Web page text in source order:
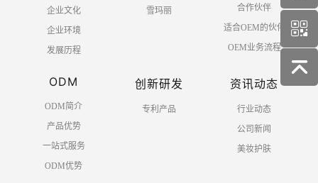
企业文化
企业环境
发展历程
雪玛丽
合作伙伴
适合OEM的伙伴
OEM业务流程
ODM
ODM简介
产品优势
一站式服务
ODM优势
创新研发
专利产品
资讯动态
行业动态
公司新闻
美妆护肤